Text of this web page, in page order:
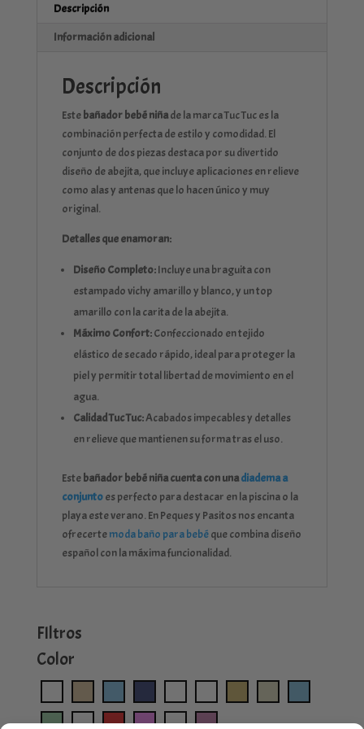
Descripción
Información adicional
Descripción
Este bañador bebé niñade la marca Tuc Tuc es la
combinación perfecta de estilo y comodidad. El
conjunto de dos piezas destaca por su divertido
diseño de abejita, que incluye aplicaciones en relieve
como alas y antenas que lo hacen único y muy
original.
Detalles que enamoran:
Diseño Completo:Incluye una braguita con
estampado vichy amarillo y blanco, y un top
amarillo con la carita de la abejita.
Máximo Confort:Confeccionado en tejido
elástico de secado rápido, ideal para proteger la
piel y permitir total libertad de movimiento en el
agua.
Calidad Tuc Tuc:Acabados impecables y detalles
en relieve que mantienen su forma tras el uso.
Este bañador bebé niña cuenta con unadiadema a
conjuntoes perfecto para destacar en la piscina o la
playa este verano. En Peques y Pasitos nos encanta
ofrecertemoda baño para bebéque combina diseño
español con la máxima funcionalidad.
FIltros
Color